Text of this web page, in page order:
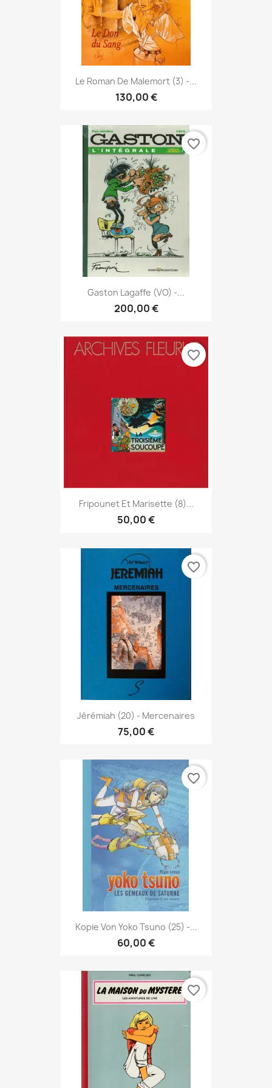
Le Roman De Malemort (3) -...
130,00 €
Gaston Lagaffe (VO) -...
200,00 €
favorite_border
Fripounet Et Marisette (8)...
50,00 €
favorite_border
Jérémiah (20) - Mercenaires
75,00 €
favorite_border
Kopie Von Yoko Tsuno (25) -...
60,00 €
favorite_border
favorite_border